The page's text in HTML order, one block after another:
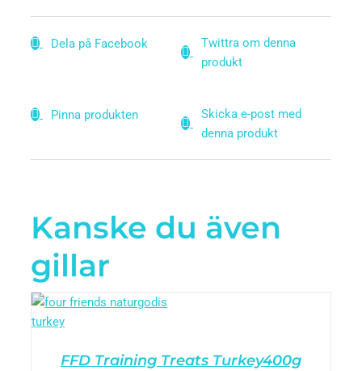
Dela på Facebook
Twittra om denna
produkt
Pinna produkten
Skicka e-post med
denna produkt
Kanske du även
gillar
FFD Training Treats Turkey400g